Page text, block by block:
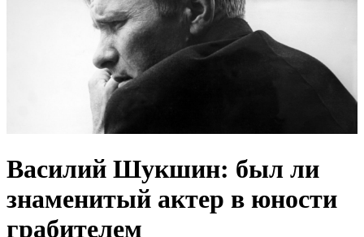
Василий Шукшин: был ли
знаменитый актер в юности
грабителем